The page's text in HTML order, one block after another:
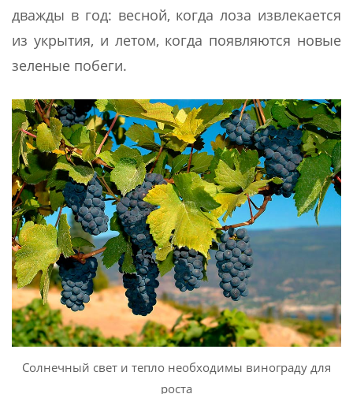
дважды в год: весной, когда лоза извлекается
из укрытия, и летом, когда появляются новые
зеленые побеги.
Солнечный свет и тепло необходимы винограду для
роста